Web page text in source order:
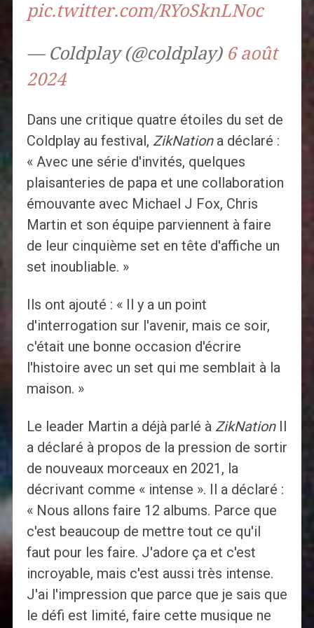
pic.twitter.com/RYoSknLNoc
— Coldplay (@coldplay) 6 août
2024
Dans une critique quatre étoiles du set de
Coldplay au festival, ZikNationa déclaré :
« Avec une série d'invités, quelques
plaisanteries de papa et une collaboration
émouvante avec Michael J Fox, Chris
Martin et son équipe parviennent à faire
de leur cinquième set en tête d'affiche un
set inoubliable. »
Ils ont ajouté : « Il y a un point
d'interrogation sur l'avenir, mais ce soir,
c'était une bonne occasion d'écrire
l'histoire avec un set qui me semblait à la
maison. »
Le leader Martin a déjà parlé à ZikNationIl
a déclaré à propos de la pression de sortir
de nouveaux morceaux en 2021, la
décrivant comme « intense ». Il a déclaré :
« Nous allons faire 12 albums. Parce que
c'est beaucoup de mettre tout ce qu'il
faut pour les faire. J'adore ça et c'est
incroyable, mais c'est aussi très intense.
J'ai l'impression que parce que je sais que
le défi est limité, faire cette musique ne